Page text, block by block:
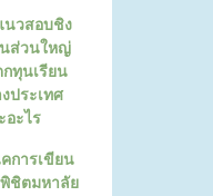
นวสอบชิง
ส่วนใหญ่
ทุนเรียน
ประเทศ
อะไร
การเขียน
พิชิตมหาลัย